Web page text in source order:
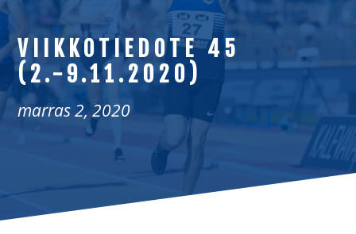
VIIKKOTIEDOTE 45
(2.-9.11.2020)
marras 2, 2020